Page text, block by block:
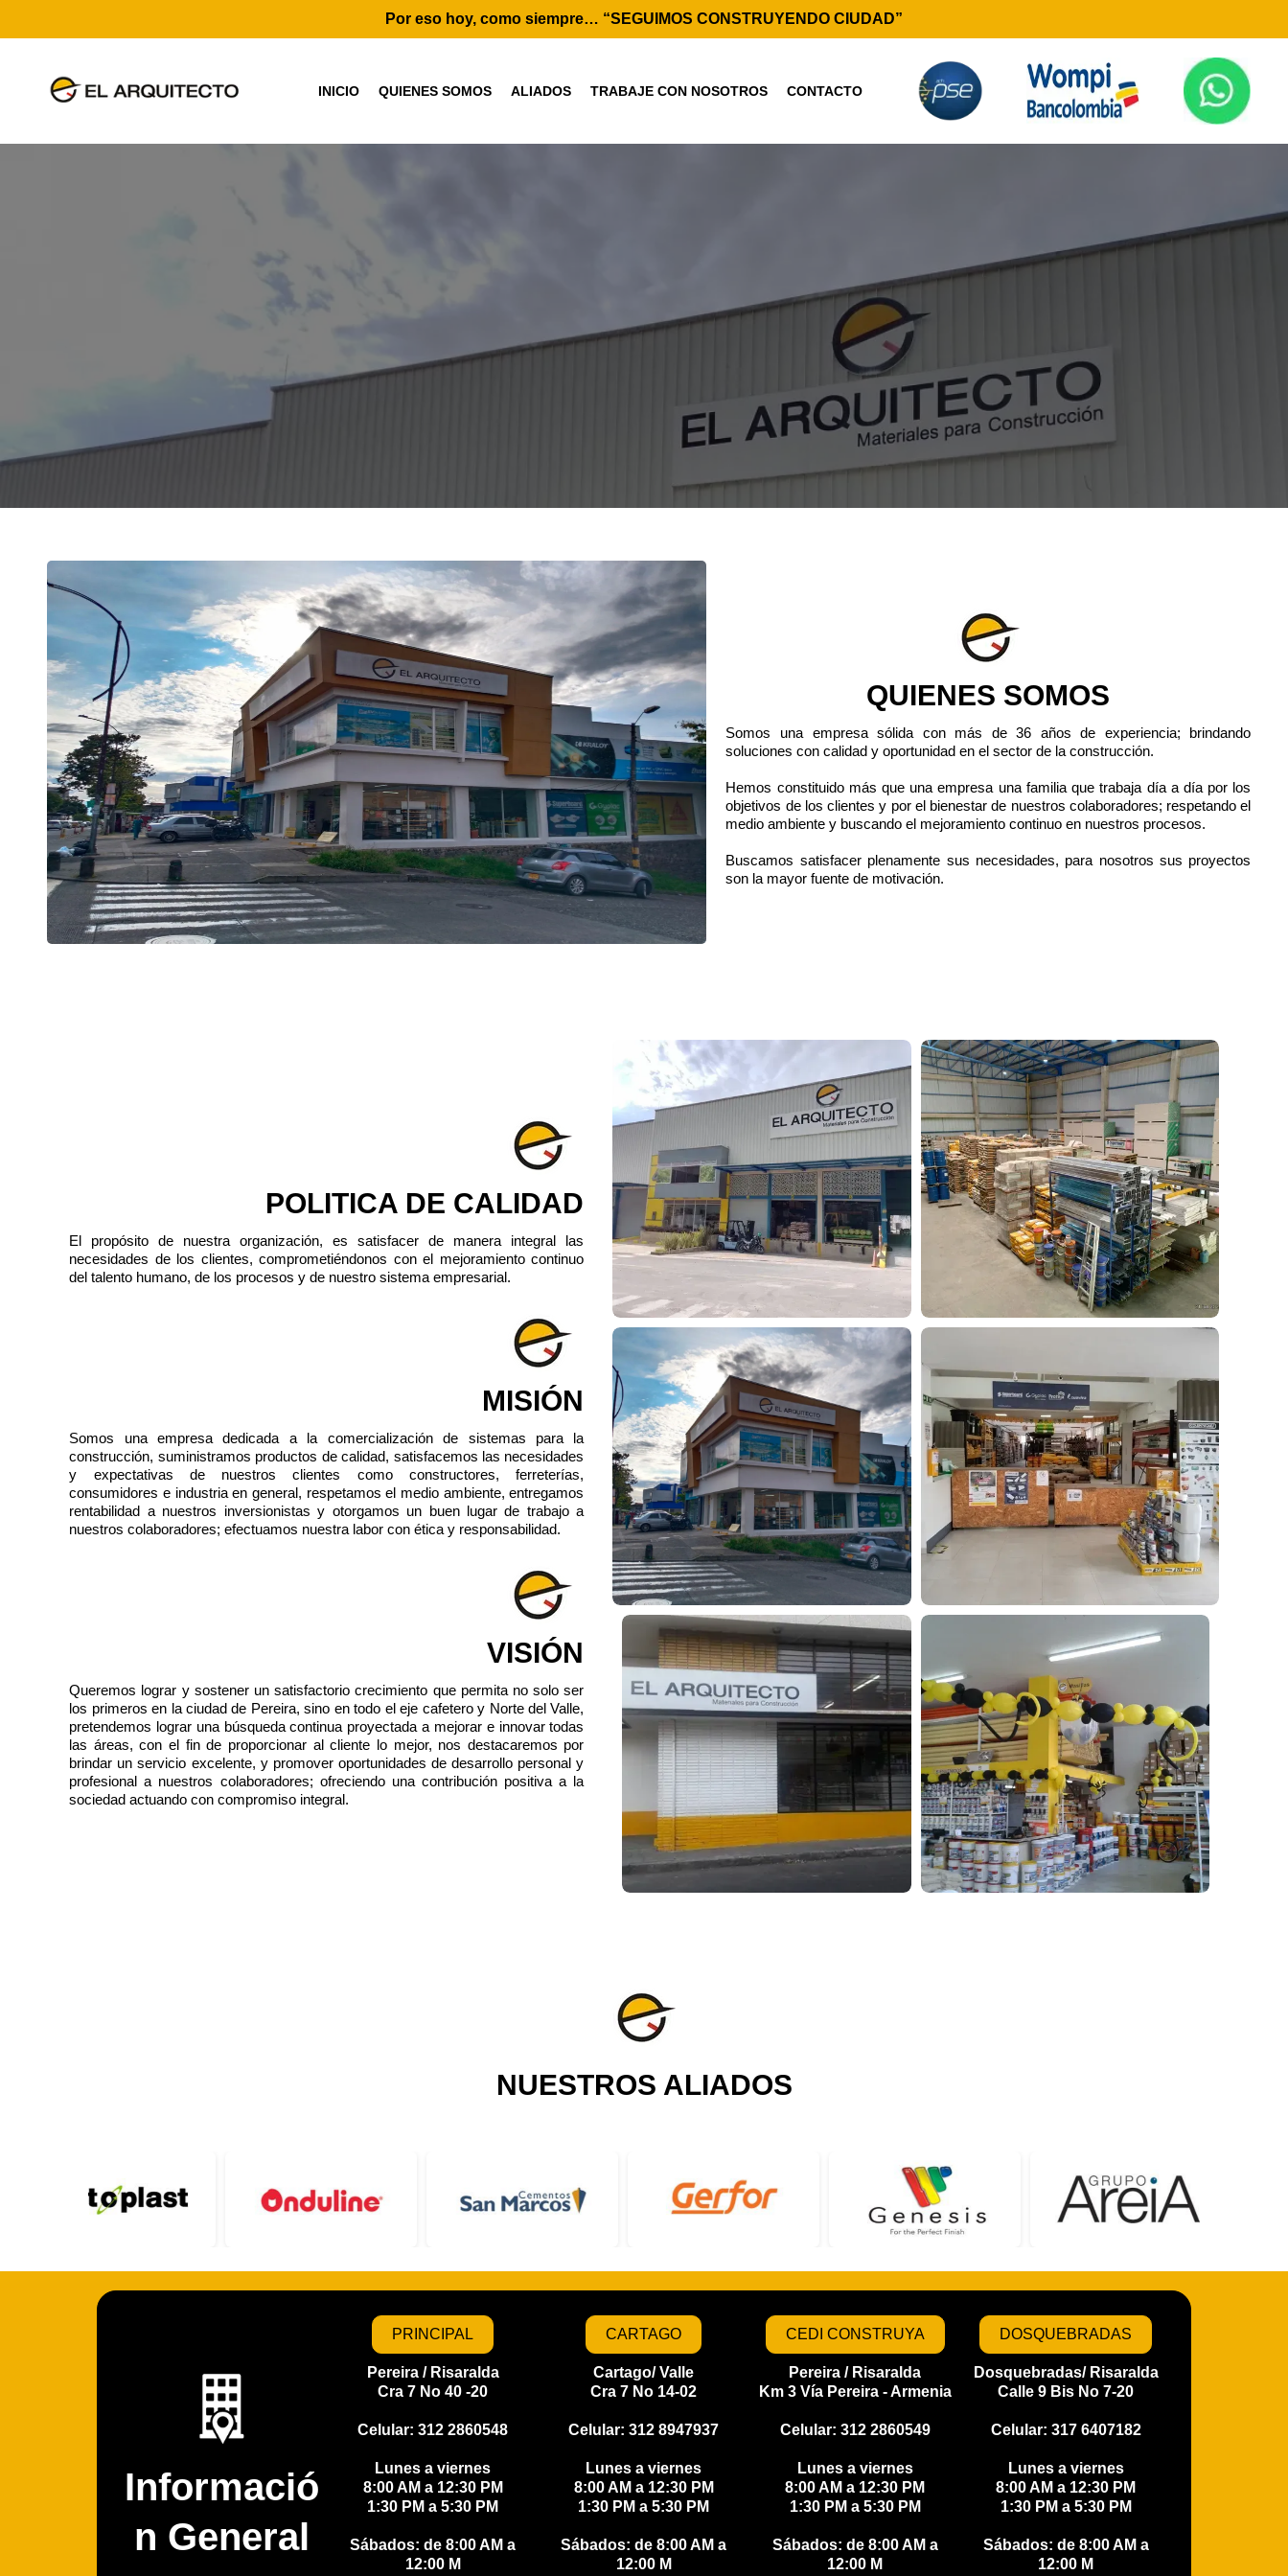
Por eso hoy, como siempre… “SEGUIMOS CONSTRUYENDO CIUDAD”
INICIO QUIENES SOMOS ALIADOS TRABAJE CON NOSOTROS CONTACTO
QUIENES SOMOS
Somos una empresa sólida con más de 36 años de experiencia; brindando
soluciones con calidad y oportunidad en el sector de la construcción.​
Hemos constituido más que una empresa una familia que trabaja día a día por los
objetivos de los clientes y por el bienestar de nuestros colaboradores; respetando el
medio ambiente y buscando el mejoramiento continuo en nuestros procesos.
Buscamos satisfacer plenamente sus necesidades, para nosotros sus proyectos
son la mayor fuente de motivación.
POLITICA DE CALIDAD
El propósito de nuestra organización, es satisfacer de manera integral las
necesidades de los clientes, comprometiéndonos con el mejoramiento continuo
del talento humano, de los procesos y de nuestro sistema empresarial.
MISIÓN
Somos una empresa dedicada a la comercialización de sistemas para la
construcción, suministramos productos de calidad, satisfacemos las necesidades
y expectativas de nuestros clientes como constructores, ferreterías,
consumidores e industria en general, respetamos el medio ambiente, entregamos
rentabilidad a nuestros inversionistas y otorgamos un buen lugar de trabajo a
nuestros colaboradores; efectuamos nuestra labor con ética y responsabilidad.
VISIÓN
Queremos lograr y sostener un satisfactorio crecimiento que permita no solo ser
los primeros en la ciudad de Pereira, sino en todo el eje cafetero y Norte del Valle,
pretendemos lograr una búsqueda continua proyectada a mejorar e innovar todas
las áreas, con el fin de proporcionar al cliente lo mejor, nos destacaremos por
brindar un servicio excelente, y promover oportunidades de desarrollo personal y
profesional a nuestros colaboradores; ofreciendo una contribución positiva a la
sociedad actuando con compromiso integral.
NUESTROS ALIADOS
Informació
n General
PRINCIPAL
Pereira / Risaralda
Cra 7 No 40 -20
Celular: 312 2860548
Lunes a viernes
8:00 AM a 12:30 PM
1:30 PM a 5:30 PM
Sábados: de 8:00 AM a
12:00 M​​
CARTAGO
Cartago/ Valle
Cra 7 No 14-02
Celular: 312 8947937
Lunes a viernes
8:00 AM a 12:30 PM
1:30 PM a 5:30 PM
Sábados: de 8:00 AM a
12:00 M​​
CEDI CONSTRUYA
Pereira / Risaralda
Km 3 Vía Pereira - Armenia
Celular: 312 2860549
Lunes a viernes
8:00 AM a 12:30 PM
1:30 PM a 5:30 PM
Sábados: de 8:00 AM a
12:00 M​​
DOSQUEBRADAS
Dosquebradas/ Risaralda
Calle 9 Bis No 7-20
Celular: 317 6407182
Lunes a viernes
8:00 AM a 12:30 PM
1:30 PM a 5:30 PM
Sábados: de 8:00 AM a
12:00 M​​